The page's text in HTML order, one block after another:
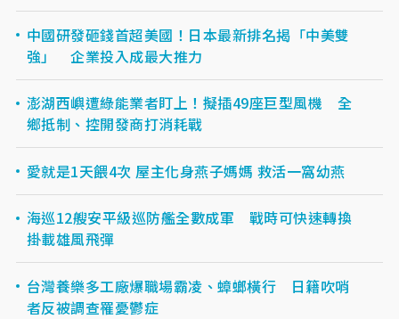
中國研發砸錢首超美國！日本最新排名揭「中美雙
強」 企業投入成最大推力
澎湖西嶼遭綠能業者盯上！擬插49座巨型風機 全
鄉抵制、控開發商打消耗戰
愛就是1天餵4次 屋主化身燕子媽媽 救活一窩幼燕
海巡12艘安平級巡防艦全數成軍 戰時可快速轉換
掛載雄風飛彈
台灣養樂多工廠爆職場霸凌、蟑螂橫行 日籍吹哨
者反被調查罹憂鬱症